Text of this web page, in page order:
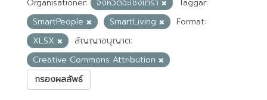
Organisationer: จังหวัดฉะเชิงเทรา
Taggar:
SmartPeople
SmartLiving
Format:
XLSX
สัญญาอนุญาต:
Creative Commons Attribution
กรองผลลัพธ์